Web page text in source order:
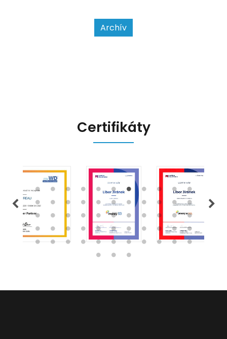
usnadnit život podnikatelům i
kontrolním orgánům. Podívejme se
na hlavní změny, které EET 2.0
Archív
Certifikáty